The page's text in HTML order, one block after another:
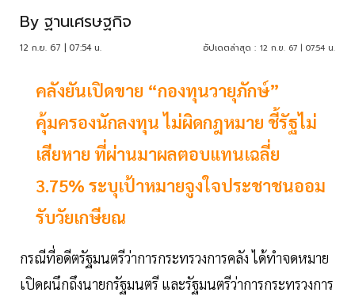
By ฐานเศรษฐกิจ
12 ก.ย. 67 | 07:54 น. อัปเดตล่าสุด : 12 ก.ย. 67 | 07:54 น.
คลังยันเปิดขาย “กองทุนวายุภักษ์”
คุ้มครองนักลงทุน ไม่ผิดกฎหมาย ชี้รัฐไม่
เสียหาย ที่ผ่านมาผลตอบแทนเฉลี่ย
3.75% ระบุเป้าหมายจูงใจประชาชนออม
รับวัยเกษียณ
กรณีที่อดีตรัฐมนตรีว่าการกระทรวงการคลัง ได้ทำจดหมาย
เปิดผนึกถึงนายกรัฐมนตรี และรัฐมนตรีว่าการกระทรวงการ